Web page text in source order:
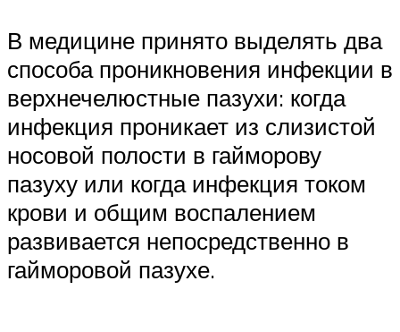
В медицине принято выделять два
способа проникновения инфекции в
верхнечелюстные пазухи: когда
инфекция проникает из слизистой
носовой полости в гайморову
пазуху или когда инфекция током
крови и общим воспалением
развивается непосредственно в
гайморовой пазухе.